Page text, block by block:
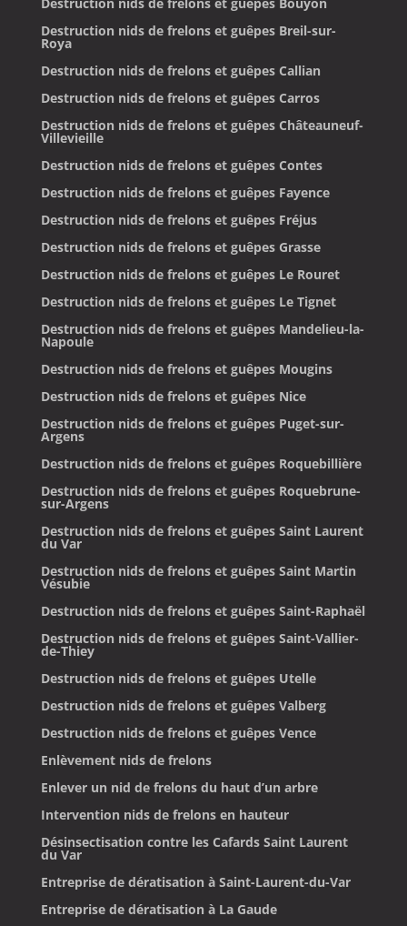
Destruction nids de frelons et guêpes Breil-sur-
Roya
Destruction nids de frelons et guêpes Callian
Destruction nids de frelons et guêpes Carros
Destruction nids de frelons et guêpes Châteauneuf-
Villevieille
Destruction nids de frelons et guêpes Contes
Destruction nids de frelons et guêpes Fayence
Destruction nids de frelons et guêpes Fréjus
Destruction nids de frelons et guêpes Grasse
Destruction nids de frelons et guêpes Le Rouret
Destruction nids de frelons et guêpes Le Tignet
Destruction nids de frelons et guêpes Mandelieu-la-
Napoule
Destruction nids de frelons et guêpes Mougins
Destruction nids de frelons et guêpes Nice
Destruction nids de frelons et guêpes Puget-sur-
Argens
Destruction nids de frelons et guêpes Roquebillière
Destruction nids de frelons et guêpes Roquebrune-
sur-Argens
Destruction nids de frelons et guêpes Saint Laurent
du Var
Destruction nids de frelons et guêpes Saint Martin
Vésubie
Destruction nids de frelons et guêpes Saint-Raphaël
Destruction nids de frelons et guêpes Saint-Vallier-
de-Thiey
Destruction nids de frelons et guêpes Utelle
Destruction nids de frelons et guêpes Valberg
Destruction nids de frelons et guêpes Vence
Enlèvement nids de frelons
Enlever un nid de frelons du haut d’un arbre
Intervention nids de frelons en hauteur
Désinsectisation contre les Cafards Saint Laurent
du Var
Entreprise de dératisation à Saint-Laurent-du-Var
Entreprise de dératisation à La Gaude